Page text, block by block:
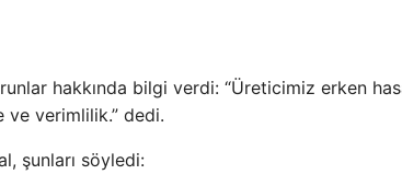
hakkında bilgi verdi: “Üreticimiz erken
ve verimlilik.” dedi.
şunları söyledi: